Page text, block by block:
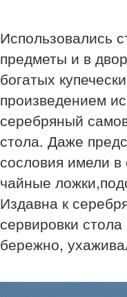
Использовались
предметы и в
богатых
произведением
серебряный
стола. Даже
сословия имели
чайные
Издавна к
сервировки
бережно,